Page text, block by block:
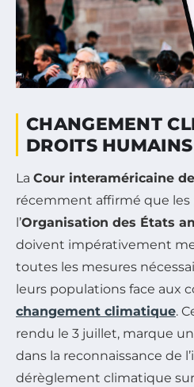
CHANGEMENT
DROITS HUMAINS
La Cour interaméricaine
récemment affirmé que les
l’Organisation des États
doivent impérativement
toutes les mesures
leurs populations face aux
changement climatique.
rendu le 3 juillet, marque
dans la reconnaissance de
dérèglement climatique